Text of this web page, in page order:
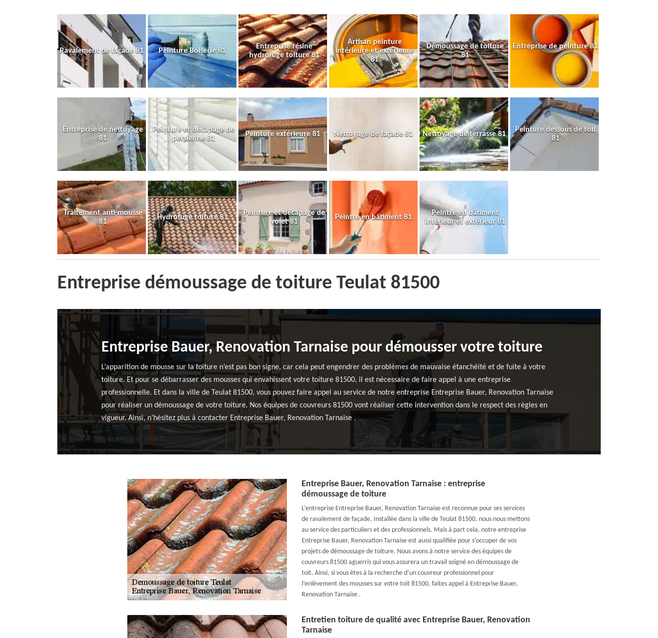
Ravalement de façade 81 Peinture Boiserie 81
Entreprise résine
hydrofuge toiture 81
Artisan peinture
intérieure et extérieure
81
Démoussage de toiture
81
Entreprise de peinture 81
Entreprise de nettoyage
81
Peinture et décapage de
persienne 81
Peinture extérieure 81 Nettoyage de façade 81 Nettoyage de terrasse 81
Peinture dessous de toit
81
Traitement anti-mousse
81
Hydrofuge toiture 81
Peinture et décapage de
volet 81
Peintre en bâtiment 81
Peintre en bâtiment
intérieur et extérieur 81
Entreprise démoussage de toiture Teulat 81500
Entreprise Bauer, Renovation Tarnaise pour démousser votre toiture
L’apparition de mousse sur la toiture n’est pas bon signe, car cela peut engendrer des problèmes de mauvaise étanchéité et de fuite à votre
toiture. Et pour se débarrasser des mousses qui envahissent votre toiture 81500, il est nécessaire de faire appel à une entreprise
professionnelle. Et dans la ville de Teulat 81500, vous pouvez faire appel au service de notre entreprise Entreprise Bauer, Renovation Tarnaise
pour réaliser un démoussage de votre toiture. Nos équipes de couvreurs 81500 vont réaliser cette intervention dans le respect des règles en
vigueur. Ainsi, n’hésitez plus à contacter Entreprise Bauer, Renovation Tarnaise .
Entreprise Bauer, Renovation Tarnaise : entreprise
démoussage de toiture
L’entreprise Entreprise Bauer, Renovation Tarnaise est reconnue pour ses services
de ravalement de façade. Installée dans la ville de Teulat 81500, nous nous mettons
au service des particuliers et des professionnels. Mais à part cela, notre entreprise
Entreprise Bauer, Renovation Tarnaise est aussi qualifiée pour s’occuper de vos
projets de démoussage de toiture. Nous avons à notre service des équipes de
couvreurs 81500 aguerris qui vous assurera un travail soigné en démoussage de
toit. Ainsi, si vous êtes à la recherche d’un couvreur professionnel pour
l’enlèvement des mousses sur votre toit 81500, faites appel à Entreprise Bauer,
Renovation Tarnaise .
Entretien toiture de qualité avec Entreprise Bauer, Renovation
Tarnaise